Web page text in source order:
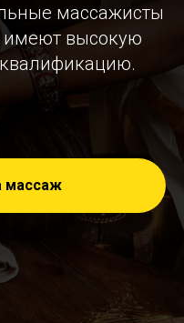
массажисты
высокую
массаж